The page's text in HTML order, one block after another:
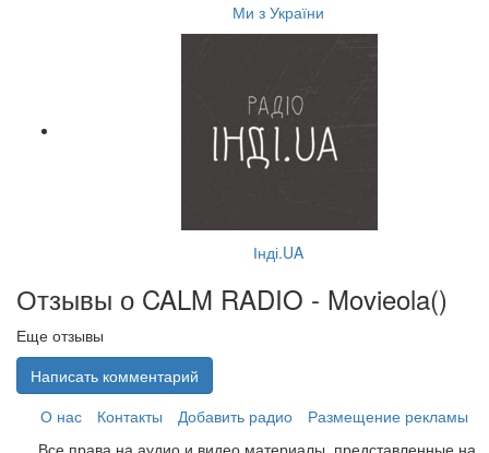
Ми з України
Інді.UA
Отзывы о CALM RADIO - Movieola()
Еще отзывы
Написать комментарий
О нас
Контакты Добавить радио
Размещение рекламы
Все права на аудио и видео материалы, представленные на